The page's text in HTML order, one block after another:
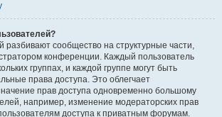
разбивают сообщество на структурные части,
конференции. Каждый пользователь
группах, и каждой группе могут быть
права доступа. Это облегчает
прав доступа одновременно большому
например, изменение модераторских прав
доступа к приватным форумам.